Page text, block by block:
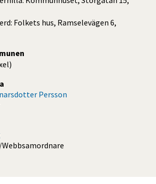
Folkets hus, Ramselevägen 6,
Persson